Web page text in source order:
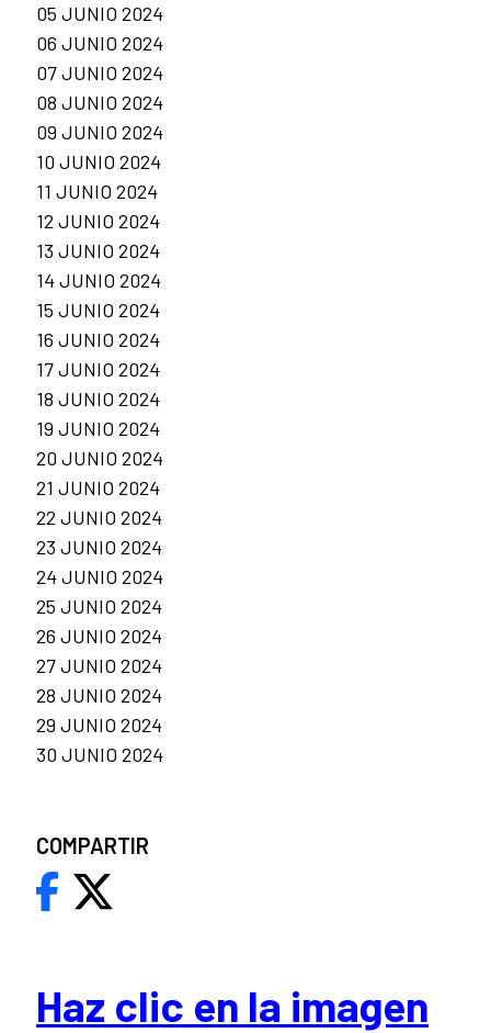
Haz clic en la imagen
05 JUNIO 2024
06 JUNIO 2024
07 JUNIO 2024
08 JUNIO 2024
09 JUNIO 2024
10 JUNIO 2024
11 JUNIO 2024
12 JUNIO 2024
13 JUNIO 2024
14 JUNIO 2024
15 JUNIO 2024
16 JUNIO 2024
17 JUNIO 2024
18 JUNIO 2024
19 JUNIO 2024
20 JUNIO 2024
21 JUNIO 2024
22 JUNIO 2024
23 JUNIO 2024
24 JUNIO 2024
25 JUNIO 2024
26 JUNIO 2024
27 JUNIO 2024
28 JUNIO 2024
29 JUNIO 2024
30 JUNIO 2024
COMPARTIR